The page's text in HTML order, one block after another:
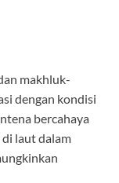
makhluk-
dengan kondisi
bercahaya
laut dalam